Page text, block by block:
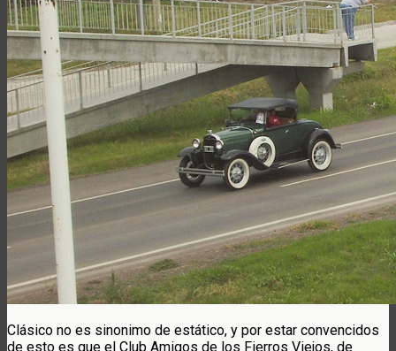
Clásico no es sinonimo de estático, y por estar convencidos
de esto es que el Club Amigos de los Fierros Viejos, de